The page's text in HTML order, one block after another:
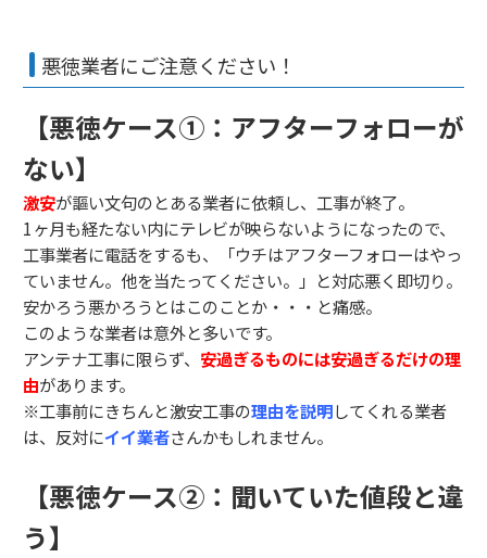
悪徳業者にご注意ください！
【悪徳ケース①：アフターフォローが
ない】
激安が謳い文句のとある業者に依頼し、工事が終了。
1ヶ月も経たない内にテレビが映らないようになったので、
工事業者に電話をするも、「ウチはアフターフォローはやっ
ていません。他を当たってください。」と対応悪く即切り。
安かろう悪かろうとはこのことか・・・と痛感。
このような業者は意外と多いです。
アンテナ工事に限らず、 安過ぎるものには安過ぎるだけの理
由があります。
※工事前にきちんと激安工事の理由を説明してくれる業者
は、反対にイイ業者さんかもしれません。
【悪徳ケース②：聞いていた値段と違
う】